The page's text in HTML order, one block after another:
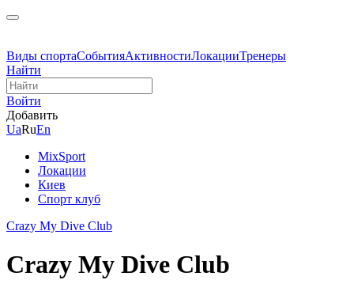
Виды спортаСобытияАктивностиЛокацииТренеры
Найти
Войти
Добавить
UaRuEn
MixSport
Локации
Киев
Спорт клуб
Crazy My Dive Club
Crazy My Dive Club